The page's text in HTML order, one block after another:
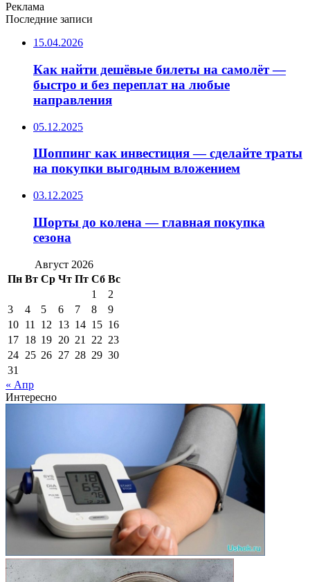
Реклама
Последние записи
15.04.2026
Как найти дешёвые билеты на самолёт —
быстро и без переплат на любые
направления
05.12.2025
Шоппинг как инвестиция — сделайте траты
на покупки выгодным вложением
03.12.2025
Шорты до колена — главная покупка
сезона
Август 2026
Пн Вт Ср Чт Пт Сб Вс
1
2
3
4 5 6 7 8
9
10 11 12 13 14 15 16
17 18 19 20 21 22 23
24 25 26 27 28 29 30
31
« Апр
Интересно